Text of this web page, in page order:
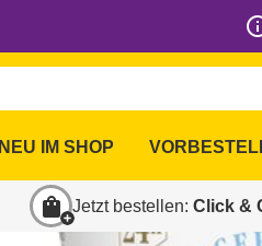
NEU IM SHOP
shopping_bag Jetzt bestellen: Click &